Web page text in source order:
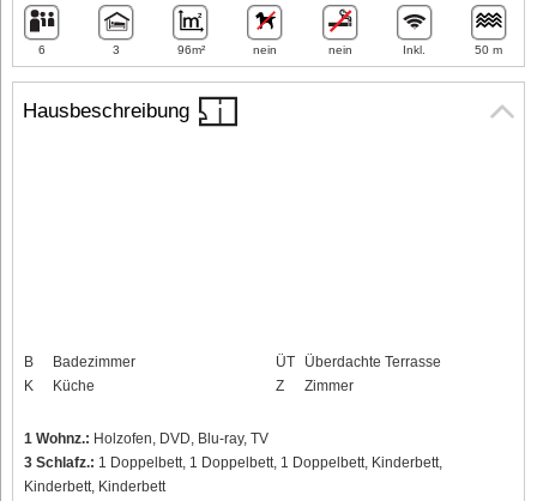
Hausbeschreibung
B
Badezimmer
K
Küche
ÜT
Überdachte Terrasse
Z
Zimmer
1 Wohnz.: Holzofen, DVD, Blu-ray, TV
3 Schlafz.: 1 Doppelbett, 1 Doppelbett, 1 Doppelbett, Kinderbett,
Kinderbett, Kinderbett
6 3 96m² nein nein Inkl. 50 m